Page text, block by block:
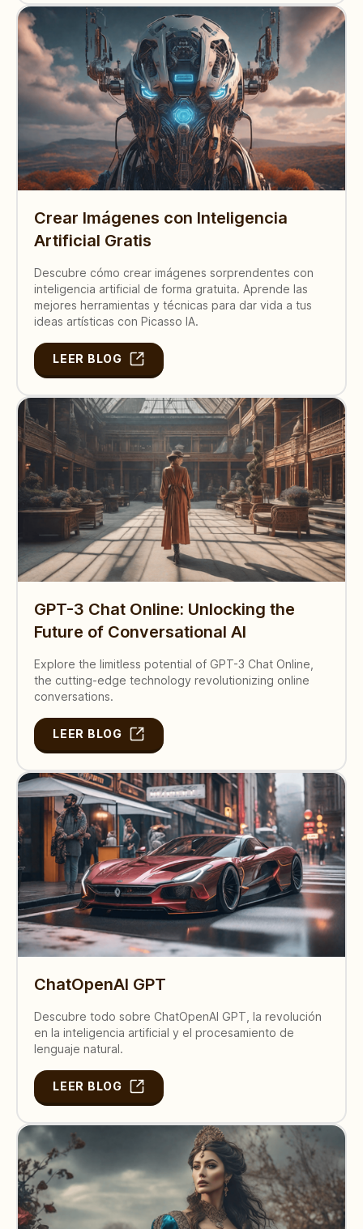
Crear Imágenes con Inteligencia
Artificial Gratis
Descubre cómo crear imágenes sorprendentes con
inteligencia artificial de forma gratuita. Aprende las
mejores herramientas y técnicas para dar vida a tus
ideas artísticas con Picasso IA.
LEER BLOG
GPT-3 Chat Online: Unlocking the
Future of Conversational AI
Explore the limitless potential of GPT-3 Chat Online,
the cutting-edge technology revolutionizing online
conversations.
LEER BLOG
ChatOpenAI GPT
Descubre todo sobre ChatOpenAI GPT, la revolución
en la inteligencia artificial y el procesamiento de
lenguaje natural.
LEER BLOG